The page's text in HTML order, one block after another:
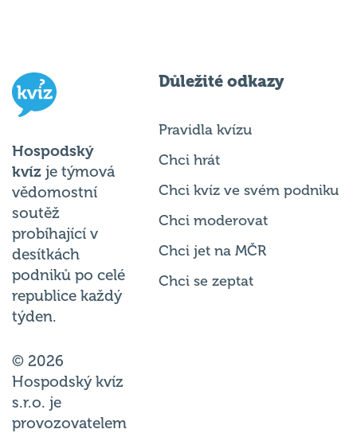
Hospodský
kvíz je týmová
vědomostní
soutěž
probíhající v
desítkách
podniků po celé
republice každý
týden.
© 2026
Hospodský kvíz
s.r.o. je
provozovatelem
Důležité odkazy
Pravidla kvízu
Chci hrát
Chci kvíz ve svém podniku
Chci moderovat
Chci jet na MČR
Chci se zeptat